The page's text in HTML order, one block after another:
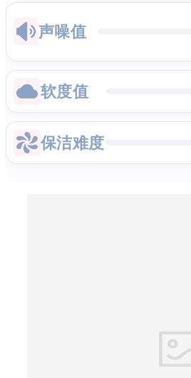
声噪值
软度值
保洁难度